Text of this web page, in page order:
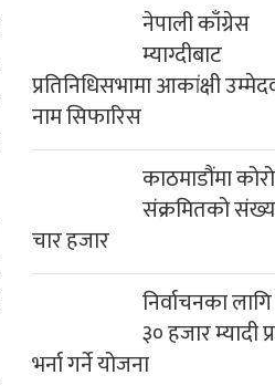
नेपाली काँग्रेस
म्याग्दीबाट
प्रतिनिधिसभामा आकांक्षी
नाम सिफारिस
काठमाडौंमा
संक्रमितको
चार हजार
निर्वाचनका
३० हजार म्यादी
भर्ना गर्ने योजना